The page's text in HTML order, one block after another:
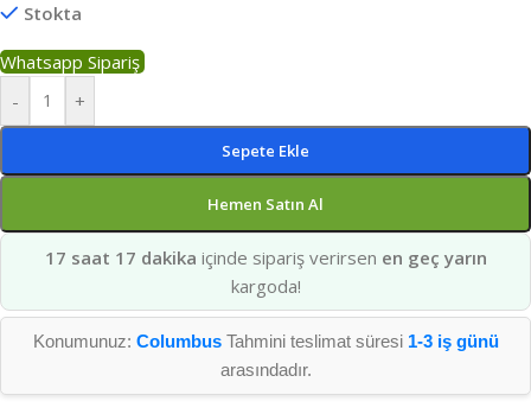
Stokta
Whatsapp Sipariş
-
+
Sepete Ekle
Hemen Satın Al
17 saat 17 dakika içinde sipariş verirsen en geç yarın
kargoda!
Konumunuz: ColumbusTahmini teslimat süresi 1-3 iş günü
arasındadır.